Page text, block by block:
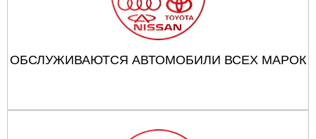
ОБСЛУЖИВАЮТСЯ АВТОМОБИЛИ ВСЕХ МАРОК